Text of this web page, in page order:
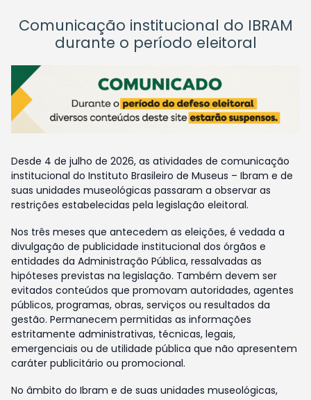
Comunicação institucional do IBRAM
durante o período eleitoral
Desde 4 de julho de 2026, as atividades de comunicação
institucional do Instituto Brasileiro de Museus – Ibram e de
suas unidades museológicas passaram a observar as
restrições estabelecidas pela legislação eleitoral.
Nos três meses que antecedem as eleições, é vedada a
divulgação de publicidade institucional dos órgãos e
entidades da Administração Pública, ressalvadas as
hipóteses previstas na legislação. Também devem ser
evitados conteúdos que promovam autoridades, agentes
públicos, programas, obras, serviços ou resultados da
gestão. Permanecem permitidas as informações
estritamente administrativas, técnicas, legais,
emergenciais ou de utilidade pública que não apresentem
caráter publicitário ou promocional.
No âmbito do Ibram e de suas unidades museológicas,